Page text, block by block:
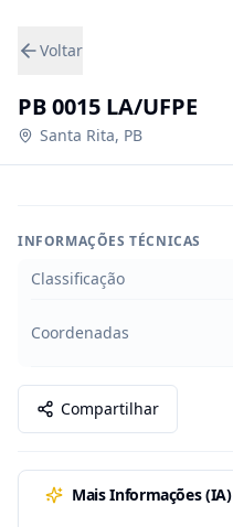
Voltar
PB 0015 LA/UFPE
Santa Rita, PB
INFORMAÇÕES TÉCNICAS
Classificação
Coordenadas
Compartilhar
Mais Informações (IA)